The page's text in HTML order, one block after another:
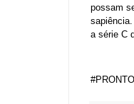
possam
a série C